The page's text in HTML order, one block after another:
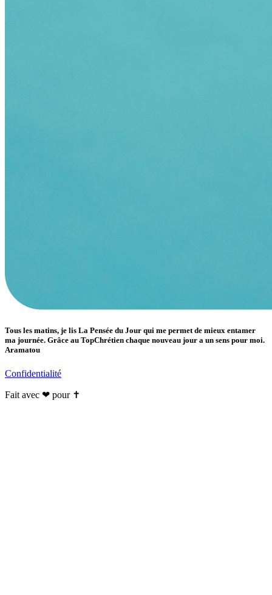
Tous les matins, je lis La Pensée du Jour qui me permet de mieux entamer
ma journée. Grâce au TopChrétien chaque nouveau jour a un sens pour moi.
Aramatou
Confidentialité
Fait avec ❤ pour ✝️️